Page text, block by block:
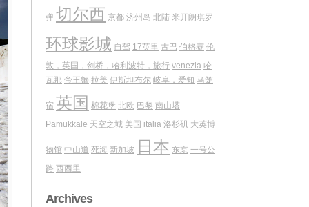
弹 切尔西 京都 济州岛 北陆 米开朗琪罗
环球影城 自驾 17英里 古巴 伯格赛 伦
敦，英国，剑桥，哈利波特，旅行 venezia 哈
瓦那 帝王蟹 拉美 伊斯坦布尔 岐阜，爱知 马笼
宿 英国 棉花堡 北欧 巴黎 南山塔
Pamukkale 天空之城 美国 italia 洛杉矶 大英博
物馆 中山道 死海 新加坡 日本 东京 一号公
路 西西里
Archives